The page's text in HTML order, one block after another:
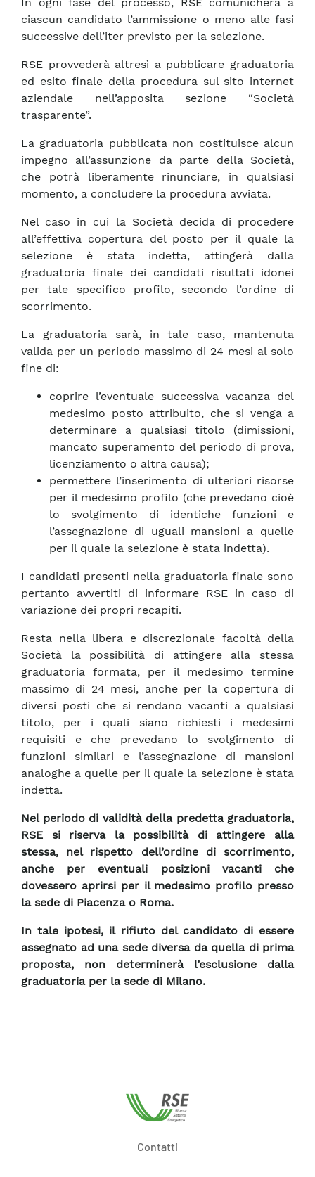
ciascun candidato l’ammissione o meno alle fasi
successive dell’iter previsto per la selezione.
RSE provvederà altresì a pubblicare graduatoria
ed esito finale della procedura sul sito internet
aziendale nell’apposita sezione “Società
trasparente”.
La graduatoria pubblicata non costituisce alcun
impegno all’assunzione da parte della Società,
che potrà liberamente rinunciare, in qualsiasi
momento, a concludere la procedura avviata.
Nel caso in cui la Società decida di procedere
all’effettiva copertura del posto per il quale la
selezione è stata indetta, attingerà dalla
graduatoria finale dei candidati risultati idonei
per tale specifico profilo, secondo l’ordine di
scorrimento.
La graduatoria sarà, in tale caso, mantenuta
valida per un periodo massimo di 24 mesi al solo
fine di:
coprire l’eventuale successiva vacanza del
medesimo posto attribuito, che si venga a
determinare a qualsiasi titolo (dimissioni,
mancato superamento del periodo di prova,
licenziamento o altra causa);
permettere l’inserimento di ulteriori risorse
per il medesimo profilo (che prevedano cioè
lo svolgimento di identiche funzioni e
l’assegnazione di uguali mansioni a quelle
per il quale la selezione è stata indetta).
I candidati presenti nella graduatoria finale sono
pertanto avvertiti di informare RSE in caso di
variazione dei propri recapiti.
Resta nella libera e discrezionale facoltà della
Società la possibilità di attingere alla stessa
graduatoria formata, per il medesimo termine
massimo di 24 mesi, anche per la copertura di
diversi posti che si rendano vacanti a qualsiasi
titolo, per i quali siano richiesti i medesimi
requisiti e che prevedano lo svolgimento di
funzioni similari e l’assegnazione di mansioni
analoghe a quelle per il quale la selezione è stata
indetta.
Nel periodo di validità della predetta graduatoria,
RSE si riserva la possibilità di attingere alla
stessa, nel rispetto dell’ordine di scorrimento,
anche per eventuali posizioni vacanti che
dovessero aprirsi per il medesimo profilo presso
la sede di Piacenza o Roma.
In tale ipotesi, il rifiuto del candidato di essere
assegnato ad una sede diversa da quella di prima
proposta, non determinerà l’esclusione dalla
graduatoria per la sede di Milano.
Contatti